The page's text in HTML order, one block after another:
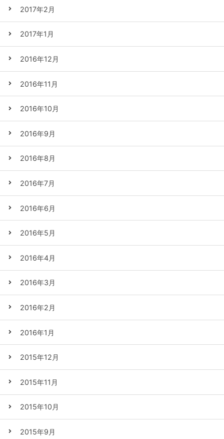
2017年2月
2017年1月
2016年12月
2016年11月
2016年10月
2016年9月
2016年8月
2016年7月
2016年6月
2016年5月
2016年4月
2016年3月
2016年2月
2016年1月
2015年12月
2015年11月
2015年10月
2015年9月